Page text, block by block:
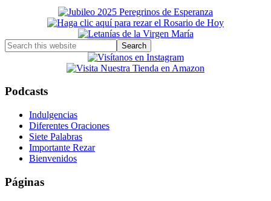
Primary
Sidebar
Search
this
Podcasts
Indulgencias
Diferentes Oraciones
Siete Palabras
Importante Rezar
Bienvenidos
Páginas